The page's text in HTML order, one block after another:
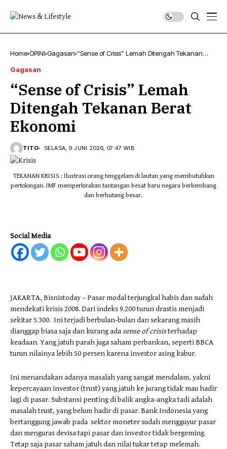
Home OPINI Gagasan “Sense of Crisis” Lemah Ditengah Tekanan
Gagasan
“Sense of Crisis” Lemah
Ditengah Tekanan Berat
Ekonomi
TITO SELASA, 9 JUNI 2026, 07:47 WIB
TEKANAN KRISIS : Ilustrasi orang tenggelam di lautan yang membutuhkan
pertolongan. IMF memperkirakan tantangan besat baru negara berkembang
dan berhutang besar.
Social Media
JAKARTA, Bisnistoday – Pasar modal terjungkal habis dan sudah
mendekati krisis 2008. Dari indeks 9.200 turun drastis menjadi
sekitar 5.300. Ini terjadi berbulan-bulan dan sekarang masih
dianggap biasa saja dan kurang ada sense of crisisterhadap
keadaan. Yang jatuh parah juga saham perbankan, seperti BBCA
turun nilainya lebih 50 persen karena investor asing kabur.
Ini menandakan adanya masalah yang sangat mendalam, yakni
kepercayaan investor (trust) yang jatuh ke jurang tidak mau hadir
lagi di pasar. Substansi penting di balik angka-angka tadi adalah
masalah trust, yang belum hadir di pasar. Bank Indonesia yang
bertanggung jawab pada sektor moneter sudah mengguyur pasar
dan menguras devisa tapi pasar dan investor tidak bergeming.
Tetap saja pasar saham jatuh dan nilai tukar tetap melemah.